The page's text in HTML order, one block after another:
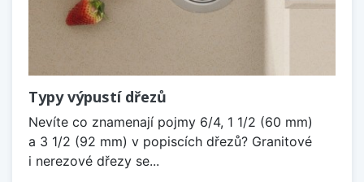
Typy výpustí dřezů
Nevíte co znamenají pojmy 6/4, 1 1/2 (60 mm)
a 3 1/2 (92 mm) v popiscích dřezů? Granitové
i nerezové dřezy se...